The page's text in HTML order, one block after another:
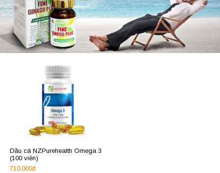
Dầu cá NZPurehealth Omega 3
(100 viên)
710.000đ